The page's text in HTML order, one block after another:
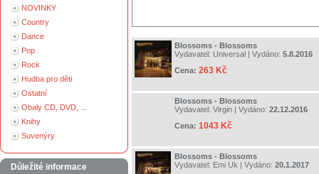
NOVINKY
Country
Dance
Pop
Rock
Hudba pro děti
Ostatní
Obaly CD, DVD, ...
Knihy
Suvenýry
Důležité informace
Blossoms - Blossoms
Vydavatel: Universal | Vydáno: 5.8.2016
Cena: 263 Kč
Blossoms - Blossoms
Vydavatel: Virgin | Vydáno: 22.12.2016
Cena: 1043 Kč
Blossoms - Blossoms
Vydavatel: Emi Uk | Vydáno: 20.1.2017